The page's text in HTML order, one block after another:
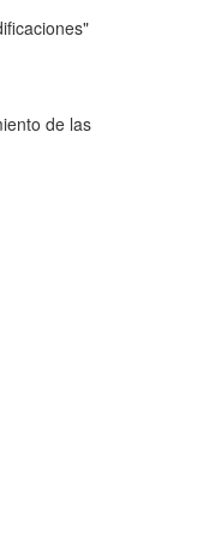
de las